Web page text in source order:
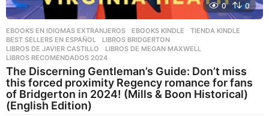
0 0
EBOOKS EN IDIOMAS EXTRANJEROS ,EBOOKS KINDLE ,TIENDA KINDLE
BEST SELLERS EN ESPAÑOL
,LIBROS BRIDGERTON
LIBROS DE JAVIER CASTILLO
,LIBROS DE MEGAN MAXWELL
LIBROS RECOMENDADOS 2024
The Discerning Gentleman’s Guide: Don’t miss
this forced proximity Regency romance for fans
of Bridgerton in 2024! (Mills & Boon Historical)
(English Edition)